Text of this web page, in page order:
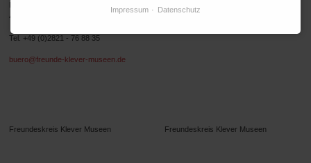
Koekkoekplatz 1
47533 Kleve
Tel. +49 (0)2821 - 76 88 35
buero@freunde-klever-museen.de
Freundeskreis Klever Museen Freundeskreis Klever Museen
Impressum Datenschutz